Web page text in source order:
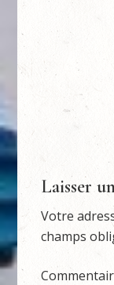
Laisser
Votre
champs